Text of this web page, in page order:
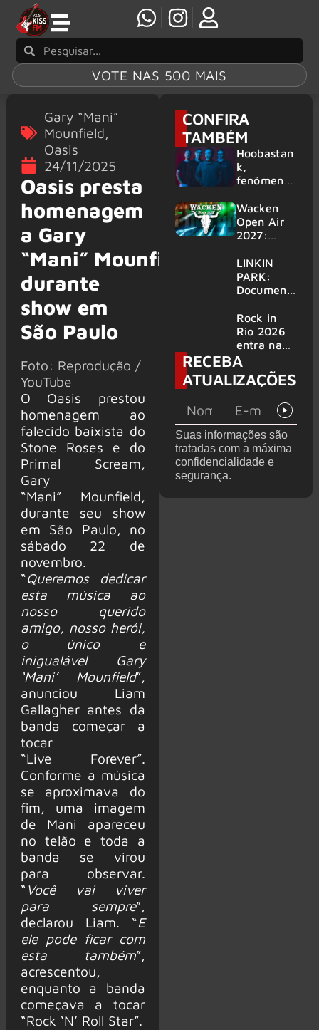
VOTE NAS 500 MAIS
Gary “Mani”
Mounfield,
Oasis
24/11/2025
Oasis presta
homenagem
a Gary
“Mani” Mounfield
durante
show em
São Paulo
Foto: Reprodução /
YouTube
O Oasis prestou
homenagem ao
falecido baixista do
Stone Roses e do
Primal Scream,
Gary
“Mani” Mounfield,
durante seu show
em São Paulo, no
sábado 22 de
novembro.
“Queremos dedicar
esta música ao
nosso querido
amigo, nosso herói,
o único e
inigualável Gary
‘Mani’ Mounfield”,
anunciou Liam
Gallagher antes da
banda começar a
tocar
“Live Forever”.
Conforme a música
se aproximava do
fim, uma imagem
de Mani apareceu
no telão e toda a
banda se virou
para observar.
“Você vai viver
para sempre”,
declarou Liam. “E
ele pode ficar com
esta também”,
acrescentou,
enquanto a banda
começava a tocar
“Rock ‘N’ Roll Star”.
CONFIRA
TAMBÉM
Hoobastan
k,
fenômeno
rock anos
2000,
volta ao
6 shows
Wacken
Open Air
2027:
amplia
line-up e
já
mais de 50
bandas
LINKIN
PARK:
Document
‘Unshatter’
e álbum ao
vivo são
anunciados
Rock in
Rio 2026
entra na
reta final
com
Cidade do
montagem
acelerada
e line-up
completo
confirmad
RECEBA
ATUALIZAÇÕES
Suas informações são
tratadas com a máxima
confidencialidade e
segurança.